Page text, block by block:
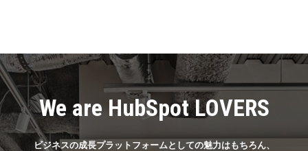
We are HubSpot LOVERS
ビジネスの成長プラットフォームとしての魅力はもちろん、